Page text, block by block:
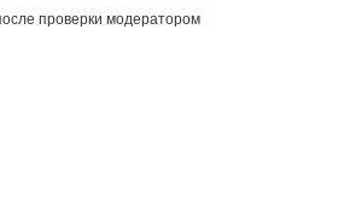
проверки модератором